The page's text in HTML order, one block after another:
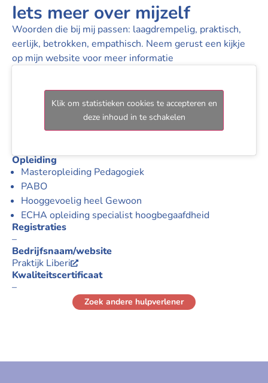
Iets meer over mijzelf
Woorden die bij mij passen: laagdrempelig, praktisch,
eerlijk, betrokken, empathisch. Neem gerust een kijkje
op mijn website voor meer informatie
Klik om statistieken cookies te accepteren en
deze inhoud in te schakelen
Opleiding
Masteropleiding Pedagogiek
PABO
Hooggevoelig heel Gewoon
ECHA opleiding specialist hoogbegaafdheid
Registraties
–
Bedrijfsnaam/website
Praktijk Liberi
Kwaliteitscertificaat
–
Zoek andere hulpverlener